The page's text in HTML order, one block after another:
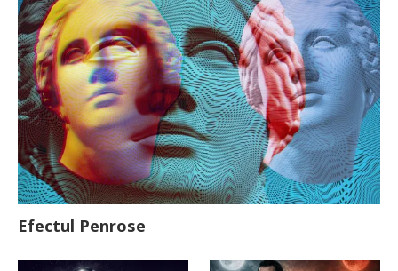
Efectul Penrose